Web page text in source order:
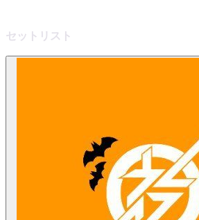
セットリスト